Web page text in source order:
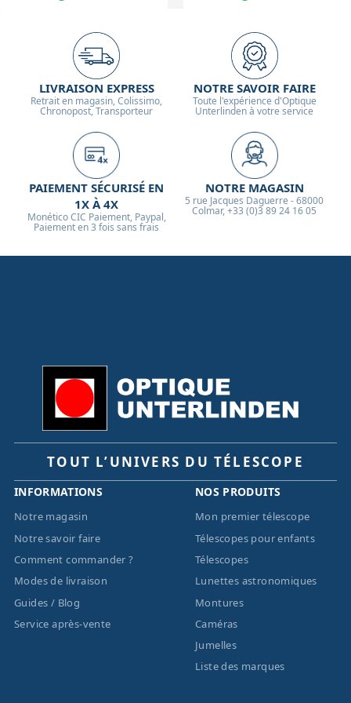
LIVRAISON EXPRESS
Retrait en magasin, Colissimo,
Chronopost, Transporteur
NOTRE SAVOIR FAIRE
Toute l'expérience d'Optique
Unterlinden à votre service
PAIEMENT SÉCURISÉ EN
1X À 4X
Monético CIC Paiement, Paypal,
Paiement en 3 fois sans frais
NOTRE MAGASIN
5 rue Jacques Daguerre - 68000
Colmar, +33 (0)3 89 24 16 05
TOUT L’UNIVERS DU TÉLESCOPE
INFORMATIONS
Notre magasin
Notre savoir faire
Comment commander ?
Modes de livraison
Guides / Blog
Service après-vente
NOS PRODUITS
Mon premier télescope
Télescopes pour enfants
Télescopes
Lunettes astronomiques
Montures
Caméras
Jumelles
Liste des marques